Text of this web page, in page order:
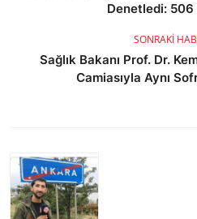
Denetledi: 506
SONRAKI
Sağlık Bakanı Prof. Dr.
Camiasıyla Aynı